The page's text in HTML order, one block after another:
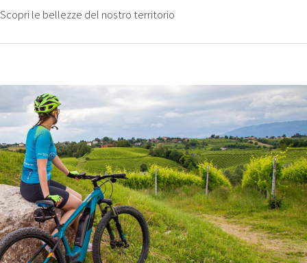
Scopri le bellezze del nostro territorio